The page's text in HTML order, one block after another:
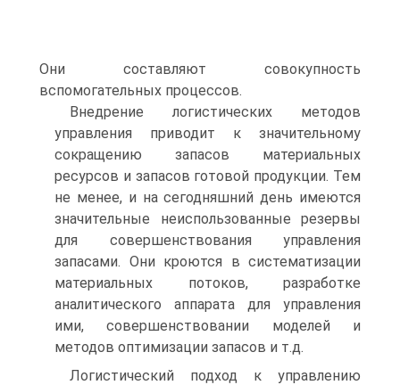
Они составляют совокупность
вспомогательных процессов.
Внедрение логистических методов
управления приводит к значительному
сокращению запасов материальных
ресурсов и запасов готовой продукции. Тем
не менее, и на сегодняшний день имеются
значительные неиспользованные резервы
для совершенствования управления
запасами. Они кроются в систематизации
материальных потоков, разработке
аналитического аппарата для управления
ими, совершенствовании моделей и
методов оптимизации запасов и т.д.
Логистический подход к управлению